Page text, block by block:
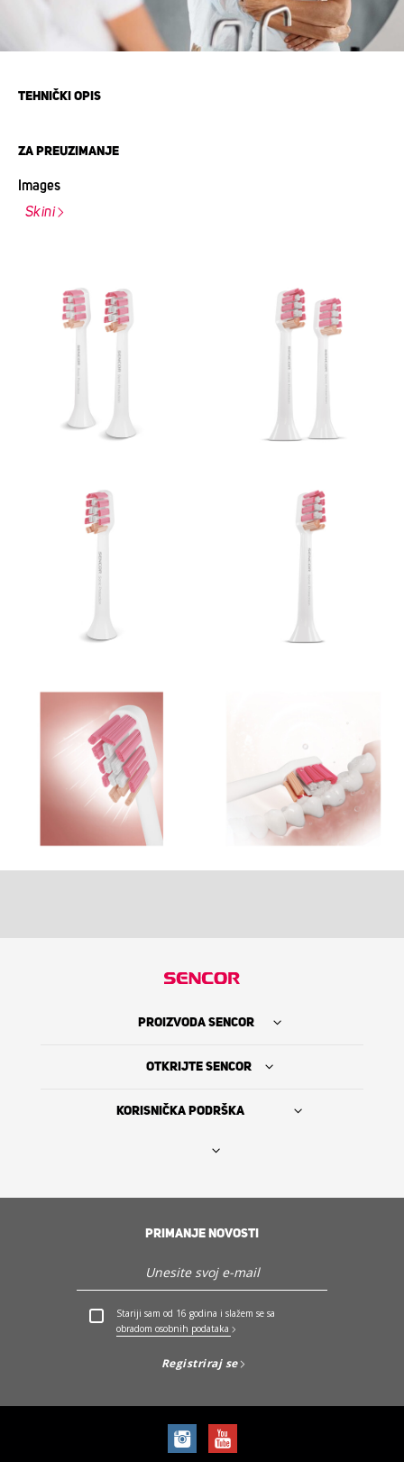
TEHNIČKI OPIS
ZA PREUZIMANJE
Images
Skini
PROIZVODA SENCOR
OTKRIJTE SENCOR
KORISNIČKA PODRŠKA
PRIMANJE NOVOSTI
Stariji sam od 16 godina i slažem se sa
obradom osobnih podataka
Registriraj se